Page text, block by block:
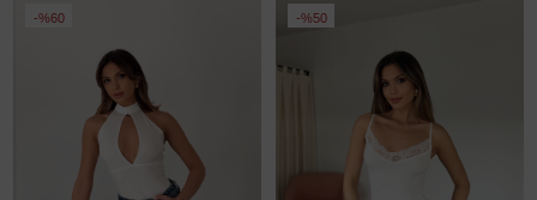
%60 %50